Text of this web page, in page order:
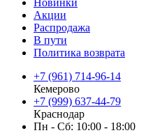
Новинки
Акции
Распродажа
В пути
Политика возврата
+7 (961) 714-96-14
Кемерово
+7 (999) 637-44-79
Краснодар
Пн - Сб: 10:00 - 18:00